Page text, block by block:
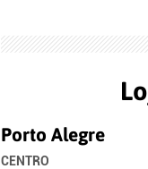
Porto Alegre
CENTRO